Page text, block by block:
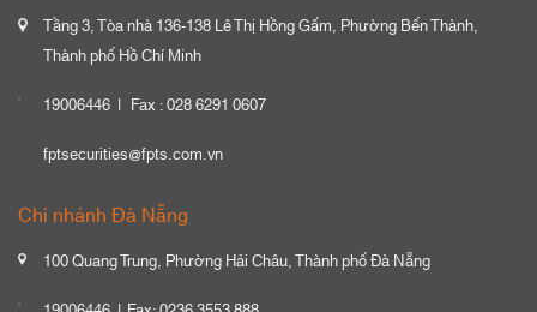
Tầng 3, Tòa nhà 136-138 Lê Thị Hồng Gấm, Phường Bến Thành,
Thành phố Hồ Chí Minh
19006446
Fax : 028 6291 0607
fptsecurities@fpts.com.vn
Chi nhánh Đà Nẵng
100 Quang Trung, Phường Hải Châu, Thành phố Đà Nẵng